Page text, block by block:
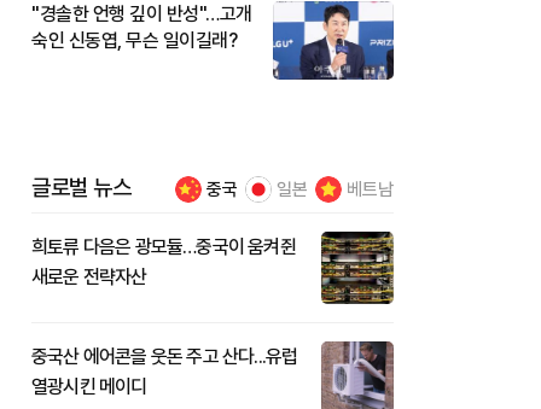
"경솔한 언행 깊이 반성"…고개
숙인 신동엽, 무슨 일이길래?
글로벌 뉴스 중국 일본 베트남
희토류 다음은 광모듈…중국이 움켜쥔
새로운 전략자산
중국산 에어콘을 웃돈 주고 산다...유럽
열광시킨 메이디